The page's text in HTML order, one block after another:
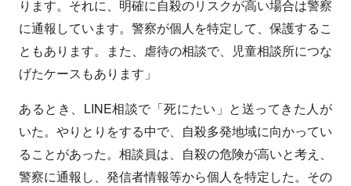
ります。それに、明確に自殺のリスクが高い場合は警察
に通報しています。警察が個人を特定して、保護するこ
ともあります。また、虐待の相談で、児童相談所につな
げたケースもあります」
あるとき、LINE相談で「死にたい」と送ってきた人が
いた。やりとりをする中で、自殺多発地域に向かってい
ることがあった。相談員は、自殺の危険が高いと考え、
警察に通報し、発信者情報等から個人を特定した。その